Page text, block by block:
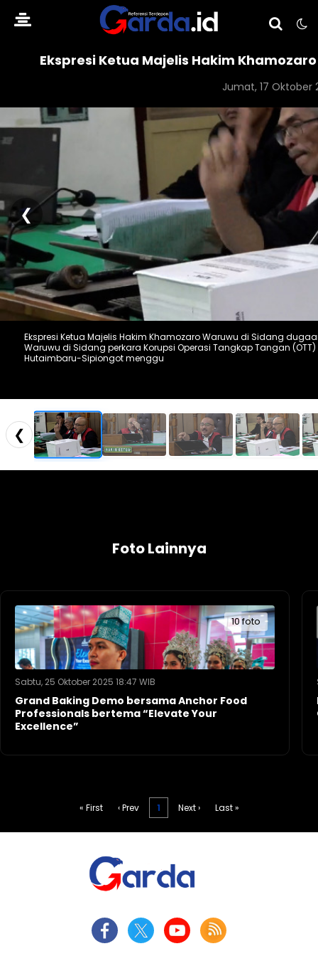
Ekspresi Ketua Majelis Hakim
Jumat, 17 Oktober
❮
Ekspresi Ketua Majelis Hakim Khamozaro Waruwu di Sidang
Waruwu di Sidang perkara Korupsi Operasi Tangkap Tangan
Hutaimbaru-Sipiongot menggu
❮
Foto Lainnya
10 foto
Sabtu, 25 Oktober 2025 18:47 WIB
Grand Baking Demo bersama Anchor Food
Professionals bertema “Elevate Your
Excellence”
« First ‹ Prev 1 Next › Last »